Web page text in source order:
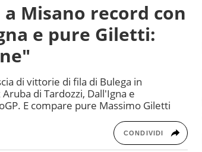
Misano record con
e pure Giletti:
di vittorie di fila di Bulega in
di Tardozzi, Dall'Igna e
E compare pure Massimo Giletti
CONDIVIDI